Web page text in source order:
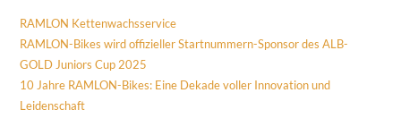
RAMLON Kettenwachsservice
RAMLON-Bikes wird offizieller Startnummern-Sponsor des ALB-
GOLD Juniors Cup 2025
10 Jahre RAMLON-Bikes: Eine Dekade voller Innovation und
Leidenschaft